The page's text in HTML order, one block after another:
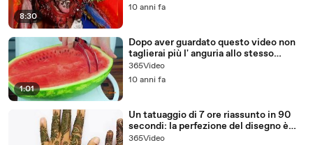
8:30
10 anni fa
1:01
Dopo aver guardato questo video non
taglierai più l' anguria allo stesso
modo...
365Video
10 anni fa
Un tatuaggio di 7 ore riassunto in 90
secondi: la perfezione del disegno è
IPNOTICA!
365Video